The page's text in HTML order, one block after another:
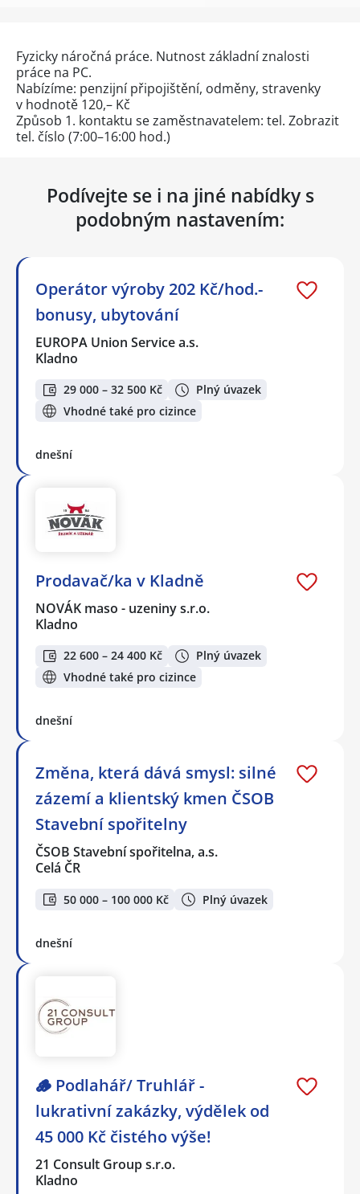
Fyzicky náročná práce. Nutnost základní znalosti
práce na PC.
Nabízíme: penzijní připojištění, odměny, stravenky
v hodnotě 120,– Kč
Způsob 1. kontaktu se zaměstnavatelem: tel. Zobrazit
tel. číslo (7:00–16:00 hod.)
Podívejte se i na jiné nabídky s
podobným nastavením:
Operátor výroby 202 Kč/hod.-
bonusy, ubytování
EUROPA Union Service a.s.
Kladno
29 000 – 32 500 Kč
Plný úvazek
Vhodné také pro cizince
dnešní
Prodavač/ka v Kladně
NOVÁK maso - uzeniny s.r.o.
Kladno
22 600 – 24 400 Kč
Plný úvazek
Vhodné také pro cizince
dnešní
Změna, která dává smysl: silné
zázemí a klientský kmen ČSOB
Stavební spořitelny
ČSOB Stavební spořitelna, a.s.
Celá ČR
50 000 – 100 000 Kč Plný úvazek
dnešní
🪵 Podlahář/ Truhlář -
lukrativní zakázky, výdělek od
45 000 Kč čistého výše!
21 Consult Group s.r.o.
Kladno